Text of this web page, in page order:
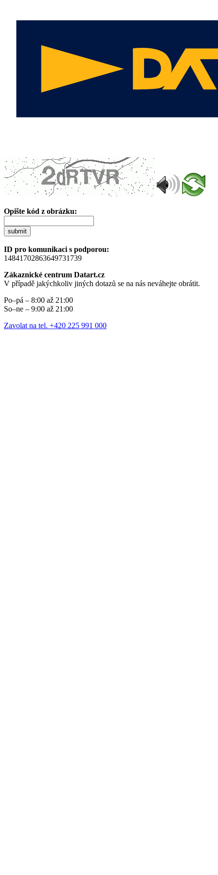
Opište kód z obrázku:
submit
ID pro komunikaci s podporou:
14841702863649731739
Zákaznické centrum Datart.cz
V případě jakýchkoliv jiných dotazů se na nás neváhejte obrátit.
Po–pá – 8:00 až 21:00
So–ne – 9:00 až 21:00
Zavolat na tel. +420 225 991 000